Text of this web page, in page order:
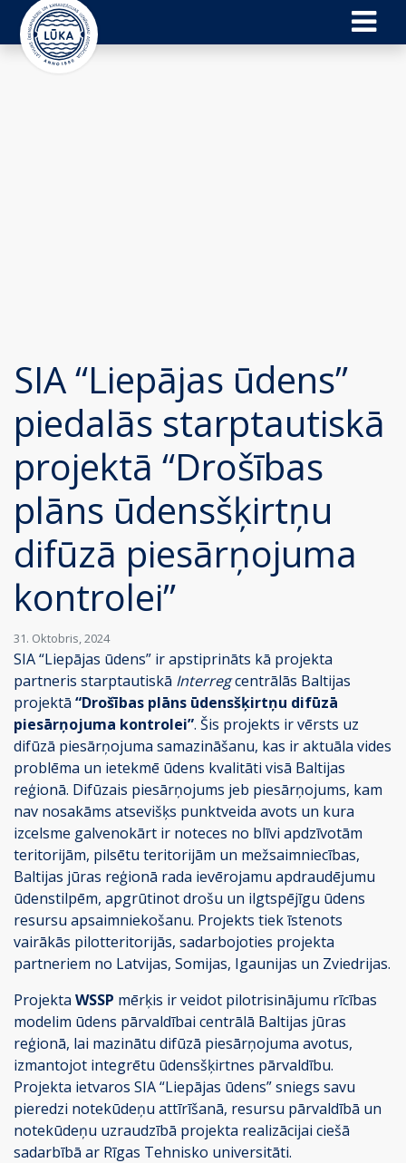
SIA “Liepājas ūdens”
piedalās starptautiskā
projektā “Drošības
plāns ūdensšķirtņu
difūzā piesārņojuma
kontrolei”
31. Oktobris, 2024
SIA “Liepājas ūdens” ir apstiprināts kā projekta
partneris starptautiskā Interregcentrālās Baltijas
projektā “Drošības plāns ūdensšķirtņu difūzā
piesārņojuma kontrolei”. Šis projekts ir vērsts uz
difūzā piesārņojuma samazināšanu, kas ir aktuāla vides
problēma un ietekmē ūdens kvalitāti visā Baltijas
reģionā. Difūzais piesārņojums jeb piesārņojums, kam
nav nosakāms atsevišķs punktveida avots un kura
izcelsme galvenokārt ir noteces no blīvi apdzīvotām
teritorijām, pilsētu teritorijām un mežsaimniecības,
Baltijas jūras reģionā rada ievērojamu apdraudējumu
ūdenstilpēm, apgrūtinot drošu un ilgtspējīgu ūdens
resursu apsaimniekošanu. Projekts tiek īstenots
vairākās pilotteritorijās, sadarbojoties projekta
partneriem no Latvijas, Somijas, Igaunijas un Zviedrijas.
Projekta WSSP mērķis ir veidot pilotrisinājumu rīcības
modelim ūdens pārvaldībai centrālā Baltijas jūras
reģionā, lai mazinātu difūzā piesārņojuma avotus,
izmantojot integrētu ūdensšķirtnes pārvaldību.
Projekta ietvaros SIA “Liepājas ūdens” sniegs savu
pieredzi notekūdeņu attīrīšanā, resursu pārvaldībā un
notekūdeņu uzraudzībā projekta realizācijai ciešā
sadarbībā ar Rīgas Tehnisko universitāti.